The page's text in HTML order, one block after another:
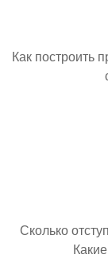
Как построить
Сколько